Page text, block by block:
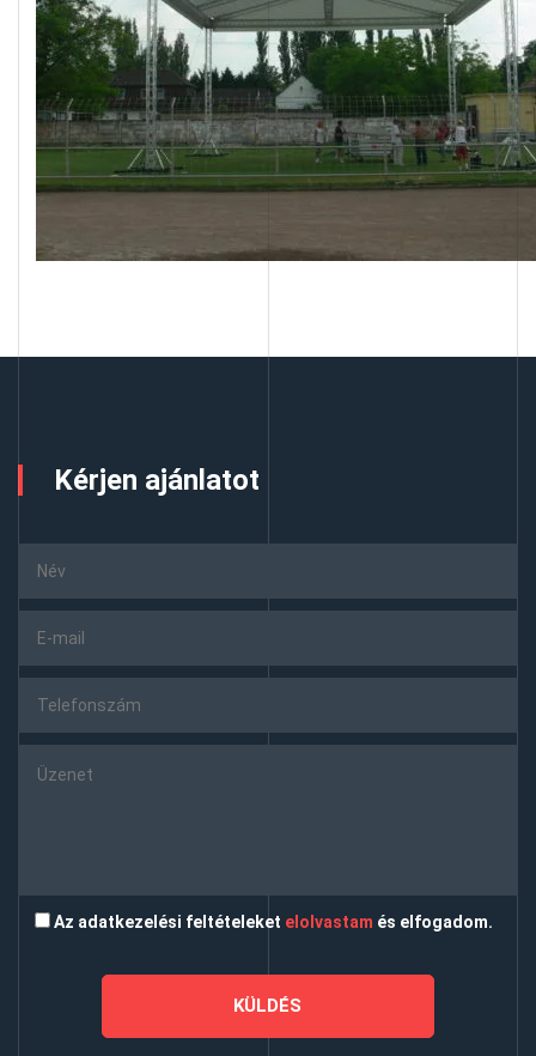
Kérjen ajánlatot
Az adatkezelési feltételeket elolvastam és elfogadom.